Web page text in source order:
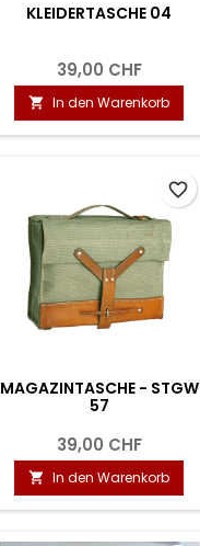
KLEIDERTASCHE 04
39,00 CHF
 In den Warenkorb
MAGAZINTASCHE - STGW
57
39,00 CHF
 In den Warenkorb
favorite_border